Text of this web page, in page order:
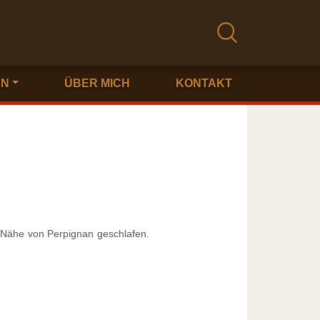
ÜBER MICH KONTAKT
von Perpignan geschlafen.